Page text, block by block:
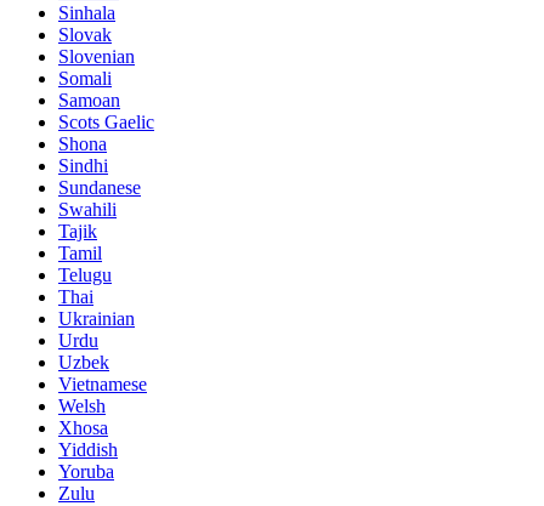
Sinhala
Slovak
Slovenian
Somali
Samoan
Scots Gaelic
Shona
Sindhi
Sundanese
Swahili
Tajik
Tamil
Telugu
Thai
Ukrainian
Urdu
Uzbek
Vietnamese
Welsh
Xhosa
Yiddish
Yoruba
Zulu